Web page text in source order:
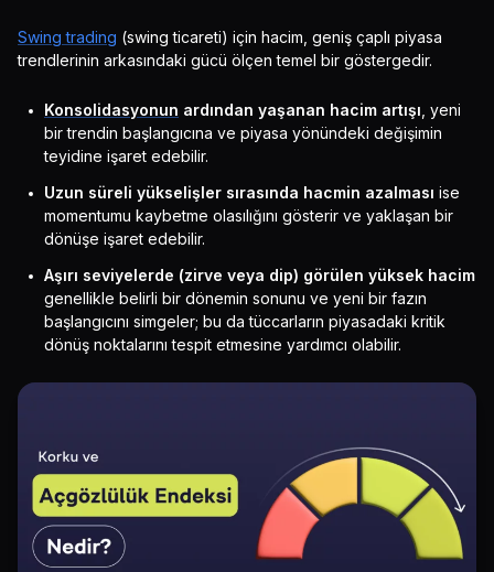
Swing trading (swing ticareti) için hacim, geniş çaplı piyasa
trendlerinin arkasındaki gücü ölçen temel bir göstergedir.
Konsolidasyonun ardından yaşanan hacim artışı , yeni
bir trendin başlangıcına ve piyasa yönündeki değişimin
teyidine işaret edebilir.
Uzun süreli yükselişler sırasında hacmin azalması ise
momentumu kaybetme olasılığını gösterir ve yaklaşan bir
dönüşe işaret edebilir.
Aşırı seviyelerde (zirve veya dip) görülen yüksek hacim
genellikle belirli bir dönemin sonunu ve yeni bir fazın
başlangıcını simgeler; bu da tüccarların piyasadaki kritik
dönüş noktalarını tespit etmesine yardımcı olabilir.